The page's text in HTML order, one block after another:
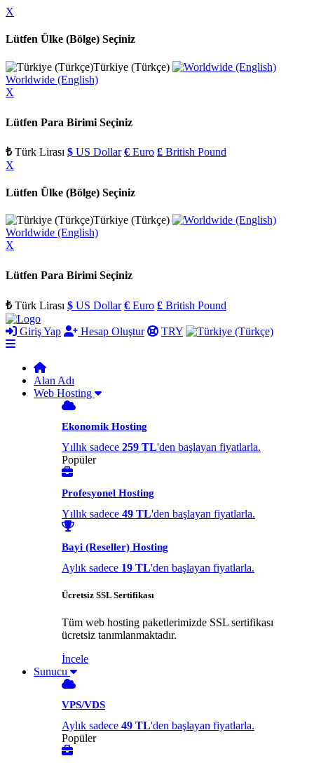
X
Lütfen Ülke (Bölge) Seçiniz
Türkiye (Türkçe)
Worldwide (English)
X
Lütfen Para Birimi Seçiniz
₺Türk Lirası $ US Dollar € Euro £ British Pound
X
Lütfen Ülke (Bölge) Seçiniz
Türkiye (Türkçe)
Worldwide (English)
X
Lütfen Para Birimi Seçiniz
₺Türk Lirası $ US Dollar € Euro £ British Pound
Giriş Yap Hesap Oluştur TRY
Alan Adı
Web Hosting
Ekonomik Hosting
Yıllık sadece 259 TL'den başlayan fiyatlarla.
Popüler
Profesyonel Hosting
Yıllık sadece 49 TL'den başlayan fiyatlarla.
Bayi (Reseller) Hosting
Aylık sadece 19 TL'den başlayan fiyatlarla.
Ücretsiz SSL Sertifikası
Tüm web hosting paketlerimizde SSL sertifikası
ücretsiz tanımlanmaktadır.
İncele
Sunucu
VPS/VDS
Aylık sadece 49 TL'den başlayan fiyatlarla.
Popüler